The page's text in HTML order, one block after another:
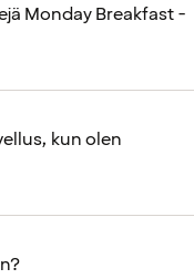
Monday Breakfast -
kun olen